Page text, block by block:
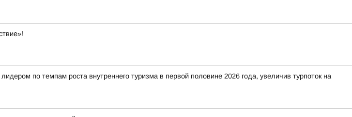
по темпам роста внутреннего туризма в первой половине 2026 года, увеличив турпоток на